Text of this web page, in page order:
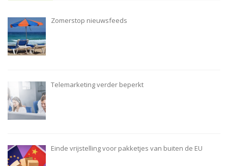
Zomerstop nieuwsfeeds
Telemarketing verder beperkt
Einde vrijstelling voor pakketjes van buiten de EU